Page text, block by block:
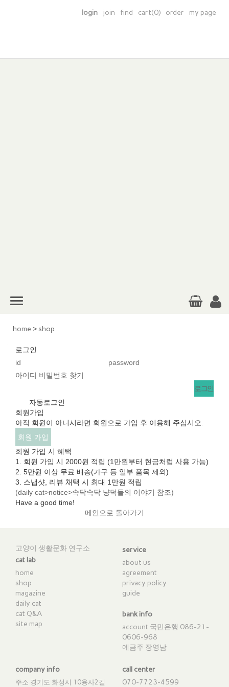
login join find cart(0) order my page
home > shop
로그인
아이디 비밀번호 찾기
자동로그인
회원가입
아직 회원이 아니시라면 회원으로 가입 후 이용해 주십시오.
회원 가입
회원 가입 시 혜택
1. 회원 가입 시 2000원 적립 (1만원부터 현금처럼 사용 가능)
2. 5만원 이상 무료 배송(가구 등 일부 품목 제외)
3. 스냅샷, 리뷰 채택 시 최대 1만원 적립
(daily cat>notice>속닥속닥 냥덕들의 이야기 참조)
Have a good time!​
메인으로 돌아가기
고양이 생활문화 연구소
cat lab
home
shop
magazine
daily cat
cat Q&A
site map
service
about us
agreement
privacy policy
guide
bank info
account 국민은행 086-21-
0606-968
예금주 장영남
company info
주소 경기도 화성시 10용사2길
call center
070-7723-4599